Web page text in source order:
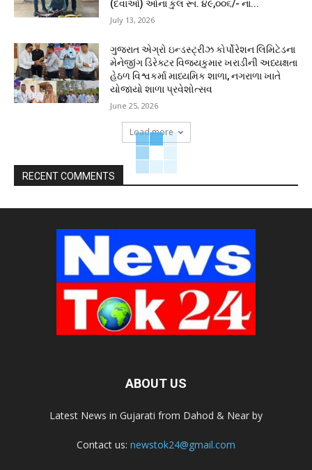
(દવાઓ) ઓના કુલ રૂા. ૪૯,૦૦૬/- ના...
July 13, 2026
ગુજરાત એગ્રો ઇન્ડસ્ટ્રીઝ કોર્પોરેશન લિમિટેડના
મેનેજીંગ ડિરેક્ટર વિજયકુમાર ખરાડીની અધ્યક્ષતા
હેઠળ વિશ્વકર્મા માધ્યમિક શાળા, નગરાળા ખાતે
યોજાયો શાળા પ્રવેશોત્સવ
June 25, 2026
Load more
RECENT COMMENTS
ABOUT US
Latest News in Gujarati from Dahod & Near by
Contact us: newstok24@gmail.com